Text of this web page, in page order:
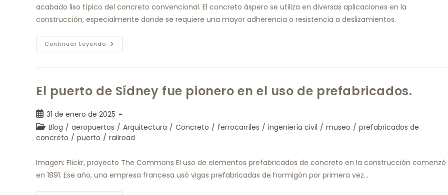
acabado liso típico del concreto convencional. El concreto áspero se utiliza en diversas aplicaciones en la
construcción, especialmente donde se requiere una mayor adherencia o resistencia a deslizamientos.
Continuar Leyendo
El puerto de Sídney fue pionero en el uso de prefabricados.
31 de enero de 2025
Blog / aeropuertos / Arquitectura / Concreto / ferrocarriles / ingeniería civil / museo / prefabricados de
concreto / puerto / railroad
Imagen: Flickr, proyecto The Commons El uso de elementos prefabricados de concreto en la construcción comenzó
en 1891. Ese año, una empresa francesa usó vigas prefabricadas de hormigón por primera vez…